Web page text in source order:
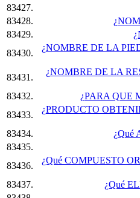
83427.
83428.
83429.
83430.
¿NOMBRE DE LA
83431.
¿NOMBRE DE LA
83432.
¿PARA QUE
83433.
¿PRODUCTO
83434.
¿Qué
83435.
83436.
¿Qué COMPUESTO
83437.
¿Qué